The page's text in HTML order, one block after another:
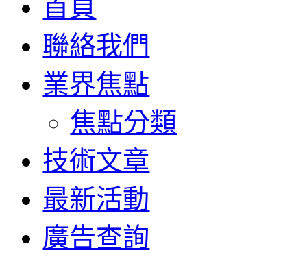
首頁
聯絡我們
業界焦點
焦點分類
技術文章
最新活動
廣告查詢